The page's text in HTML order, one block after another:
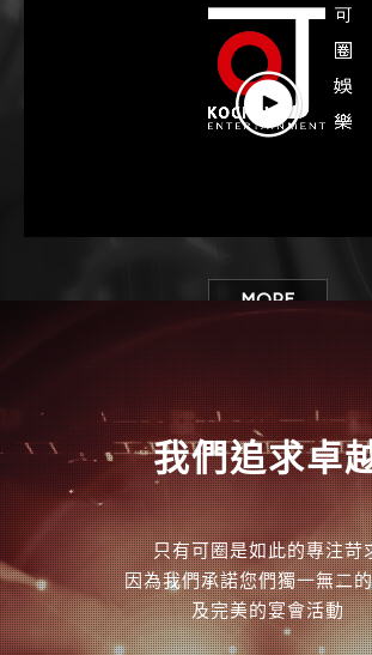
MORE
我們追求卓
只有可圈是如此的專注苛
因為我們承諾您們獨一無二
及完美的宴會活動